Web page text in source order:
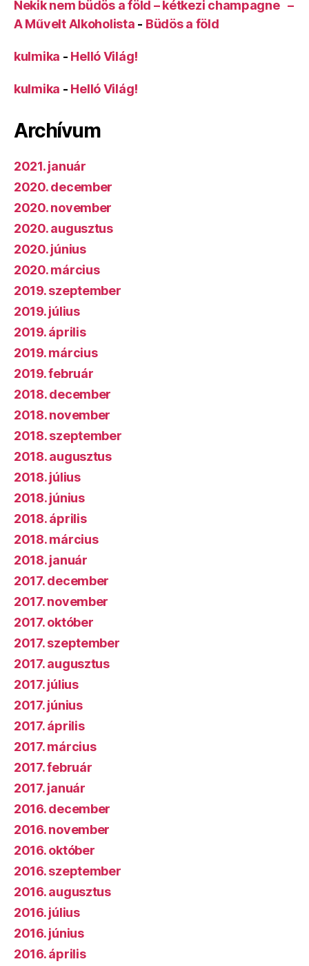
Nekik nem büdös a föld – kétkezi champagne –
A Művelt Alkoholista - Büdös a föld
kulmika - Helló Világ!
kulmika - Helló Világ!
Archívum
2021. január
2020. december
2020. november
2020. augusztus
2020. június
2020. március
2019. szeptember
2019. július
2019. április
2019. március
2019. február
2018. december
2018. november
2018. szeptember
2018. augusztus
2018. július
2018. június
2018. április
2018. március
2018. január
2017. december
2017. november
2017. október
2017. szeptember
2017. augusztus
2017. július
2017. június
2017. április
2017. március
2017. február
2017. január
2016. december
2016. november
2016. október
2016. szeptember
2016. augusztus
2016. július
2016. június
2016. április